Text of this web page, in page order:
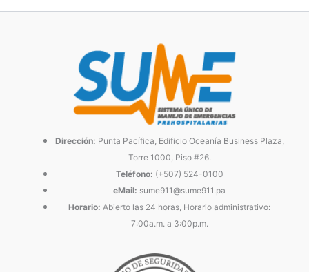
Dirección: Punta Pacífica, Edificio Oceanía Business Plaza,
Torre 1000, Piso #26.
Teléfono: (+507) 524-0100
eMail: sume911@sume911.pa
Horario: Abierto las 24 horas, Horario administrativo:
7:00a.m. a 3:00p.m.